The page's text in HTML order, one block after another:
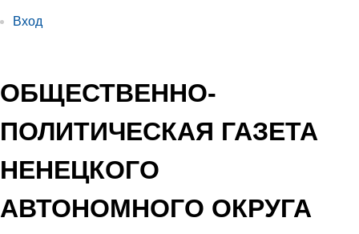
Вход
ОБЩЕСТВЕННО-
ПОЛИТИЧЕСКАЯ ГАЗЕТА
НЕНЕЦКОГО
АВТОНОМНОГО ОКРУГА